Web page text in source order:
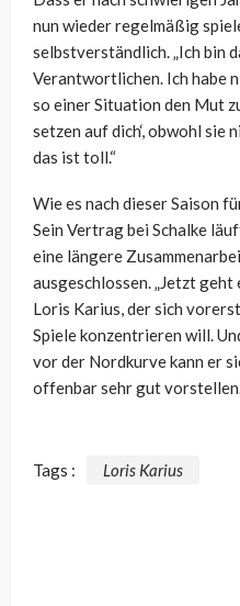
nun wieder regelmäßig
selbstverständlich. „Ich bin
Verantwortlichen. Ich habe
so einer Situation den Mut
setzen auf dich‘, obwohl sie
das ist toll.“
Wie es nach dieser Saison
Sein Vertrag bei Schalke
eine längere
ausgeschlossen. „Jetzt
Loris Karius, der sich
Spiele konzentrieren will.
vor der Nordkurve kann er
offenbar sehr gut
Tags : Loris Karius